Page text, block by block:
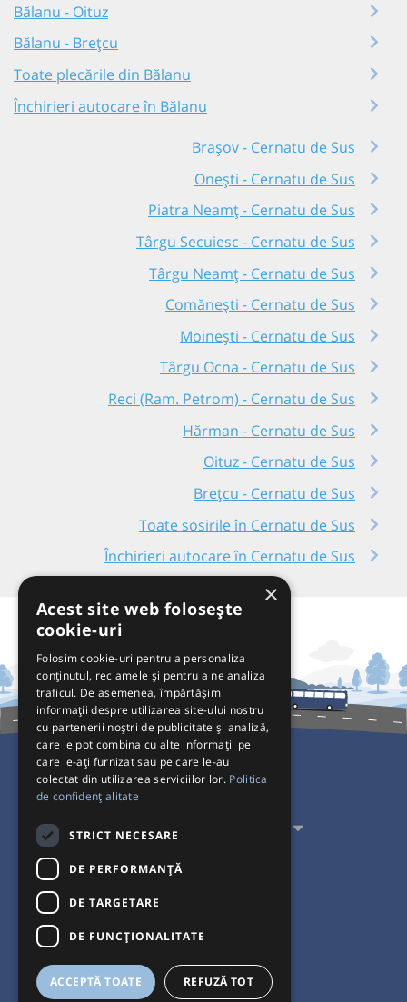
Bălanu - Oituz
Bălanu - Brețcu
Toate plecările din Bălanu
Închirieri autocare în Bălanu
Brașov - Cernatu de Sus
Onești - Cernatu de Sus
Piatra Neamț - Cernatu de Sus
Târgu Secuiesc - Cernatu de Sus
Târgu Neamț - Cernatu de Sus
Comănești - Cernatu de Sus
Moinești - Cernatu de Sus
Târgu Ocna - Cernatu de Sus
Reci (Ram. Petrom) - Cernatu de Sus
Hărman - Cernatu de Sus
Oituz - Cernatu de Sus
Brețcu - Cernatu de Sus
Toate sosirile în Cernatu de Sus
Închirieri autocare în Cernatu de Sus
Pentru Călători
Pentru Transportatori
Interacționăm
Acceptăm plăți cu
×
Acest site web folosește
cookie-uri
Folosim cookie-uri pentru a personaliza
conținutul, reclamele și pentru a ne analiza
traficul. De asemenea, împărtășim
informații despre utilizarea site-ului nostru
cu partenerii noștri de publicitate și analiză,
care le pot combina cu alte informații pe
care le-ați furnizat sau pe care le-au
colectat din utilizarea serviciilor lor. Politica
de confidențialitate
STRICT NECESARE
DE PERFORMANȚĂ
DE TARGETARE
DE FUNCŢIONALITATE
ACCEPTĂ TOATE REFUZĂ TOT